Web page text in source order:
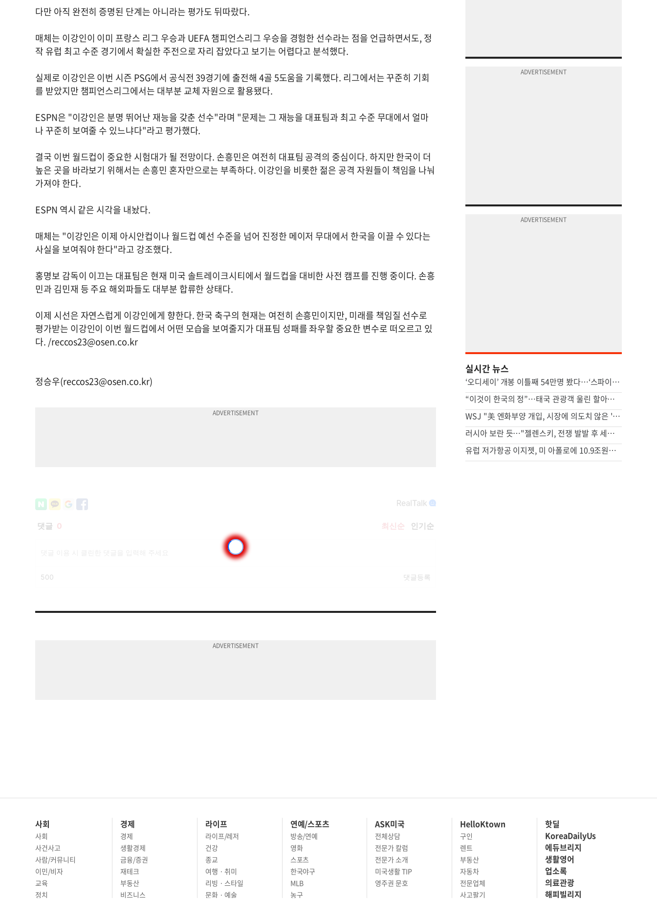
다만 아직 완전히 증명된 단계는 아니라는 평가도 뒤따랐다.
매체는 이강인이 이미 프랑스 리그 우승과 UEFA 챔피언스리그 우승을 경험한 선수라는 점을 언급하면서도, 정
작 유럽 최고 수준 경기에서 확실한 주전으로 자리 잡았다고 보기는 어렵다고 분석했다.
실제로 이강인은 이번 시즌 PSG에서 공식전 39경기에 출전해 4골 5도움을 기록했다. 리그에서는 꾸준히 기회
를 받았지만 챔피언스리그에서는 대부분 교체 자원으로 활용됐다.
ESPN은 "이강인은 분명 뛰어난 재능을 갖춘 선수"라며 "문제는 그 재능을 대표팀과 최고 수준 무대에서 얼마
나 꾸준히 보여줄 수 있느냐다"라고 평가했다.
결국 이번 월드컵이 중요한 시험대가 될 전망이다. 손흥민은 여전히 대표팀 공격의 중심이다. 하지만 한국이 더
높은 곳을 바라보기 위해서는 손흥민 혼자만으로는 부족하다. 이강인을 비롯한 젊은 공격 자원들이 책임을 나눠
가져야 한다.
ESPN 역시 같은 시각을 내놨다.
매체는 "이강인은 이제 아시안컵이나 월드컵 예선 수준을 넘어 진정한 메이저 무대에서 한국을 이끌 수 있다는
사실을 보여줘야 한다"라고 강조했다.
홍명보 감독이 이끄는 대표팀은 현재 미국 솔트레이크시티에서 월드컵을 대비한 사전 캠프를 진행 중이다. 손흥
민과 김민재 등 주요 해외파들도 대부분 합류한 상태다.
이제 시선은 자연스럽게 이강인에게 향한다. 한국 축구의 현재는 여전히 손흥민이지만, 미래를 책임질 선수로
평가받는 이강인이 이번 월드컵에서 어떤 모습을 보여줄지가 대표팀 성패를 좌우할 중요한 변수로 떠오르고 있
다. /reccos23@osen.co.kr
정승우(reccos23@osen.co.kr)
실시간 뉴스
‘오디세이’ 개봉 이틀째 54만명 봤다…‘스파이더맨 4’ 꺾고 1위
“이것이 한국의 정”…태국 관광객 울린 할아버지 사연, 뭐길래
WSJ "美 엔화부양 개입, 시장에 의도치 않은 '유동성' 부작용"
러시아 보란 듯…"젤렌스키, 전쟁 발발 후 세르비아 첫 방문"
유럽 저가항공 이지젯, 미 아폴로에 10.9조원에 팔린다
사회
사회
사건사고
사람/커뮤니티
이민/비자
경제
경제
생활경제
금융/증권
재테크
라이프
라이프/레저
건강
종교
여행 · 취미
연예/스포츠
방송/연예
영화
스포츠
한국야구
ASK미국
전체상담
전문가 칼럼
전문가 소개
HelloKtown
구인
렌트
부동산
자동차
핫딜
KoreaDailyUs
에듀브리지
생활영어
업소록